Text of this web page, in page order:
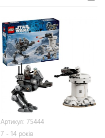
Артикул: 75444
7 - 14 років